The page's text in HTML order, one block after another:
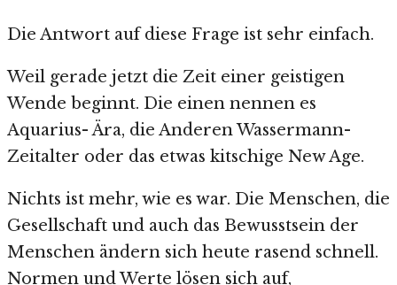
Die Antwort auf diese Frage ist sehr einfach.
Weil gerade jetzt die Zeit einer geistigen
Wende beginnt. Die einen nennen es
Aquarius- Ära, die Anderen Wassermann-
Zeitalter oder das etwas kitschige New Age.
Nichts ist mehr, wie es war. Die Menschen, die
Gesellschaft und auch das Bewusstsein der
Menschen ändern sich heute rasend schnell.
Normen und Werte lösen sich auf,